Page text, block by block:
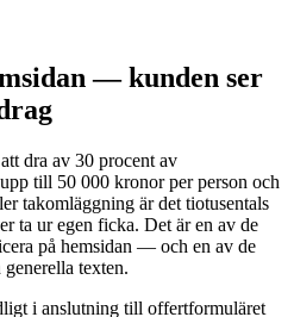
— kunden ser
dra av 30 procent av
till 50 000 kronor per person och
takomläggning är det tiotusentals
ta ur egen ficka. Det är en av de
på hemsidan — och en av de
texten.
i anslutning till offertformuläret